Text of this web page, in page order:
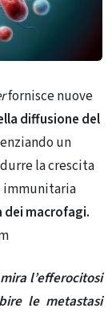
fornisce nuove
diffusione del
un
la crescita
immunitaria
dei macrofagi.
l’efferocitosi
le metastasi